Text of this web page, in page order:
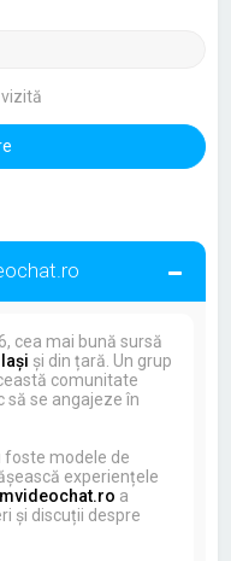
cea mai bună sursă
și din țară. Un grup
comunitate
să se angajeze în
modele de
experiențele
a
și discuții despre